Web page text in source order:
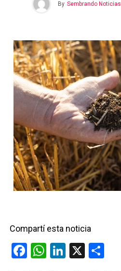
By Sembrando Noticias
Compartí esta noticia
F
W Li
X